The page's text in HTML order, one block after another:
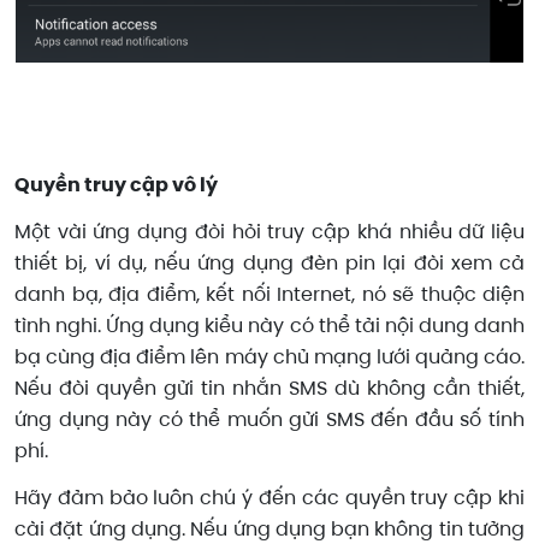
Quyền truy cập vô lý
Một vài ứng dụng đòi hỏi truy cập khá nhiều dữ liệu
thiết bị, ví dụ, nếu ứng dụng đèn pin lại đòi xem cả
danh bạ, địa điểm, kết nối Internet, nó sẽ thuộc diện
tình nghi. Ứng dụng kiểu này có thể tải nội dung danh
bạ cùng địa điểm lên máy chủ mạng lưới quảng cáo.
Nếu đòi quyền gửi tin nhắn SMS dù không cần thiết,
ứng dụng này có thể muốn gửi SMS đến đầu số tính
phí.
Hãy đảm bảo luôn chú ý đến các quyền truy cập khi
cài đặt ứng dụng. Nếu ứng dụng bạn không tin tưởng